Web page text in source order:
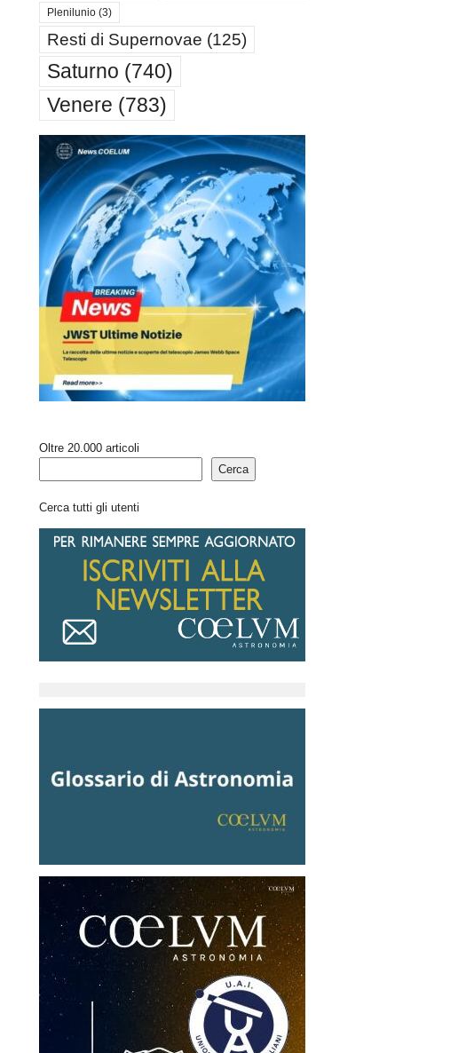
Plenilunio(3)
Resti di Supernovae (125)
Saturno (740)
Venere (783)
Oltre 20.000 articoli
Cerca
Cerca tutti gli utenti